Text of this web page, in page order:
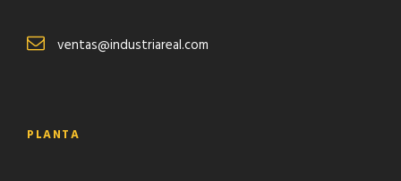
ventas@industriareal.com
PLANTA